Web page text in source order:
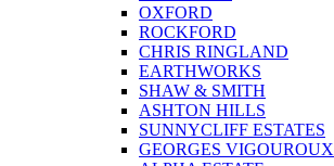
OXFORD
ROCKFORD
CHRIS RINGLAND
EARTHWORKS
SHAW & SMITH
ASHTON HILLS
SUNNYCLIFF ESTATES
GEORGES VIGOUROUX